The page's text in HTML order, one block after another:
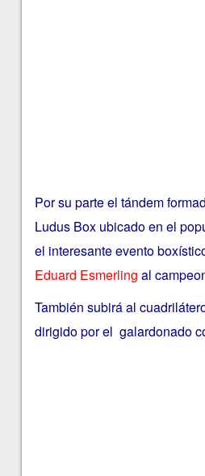
Por su parte el tándem
Ludus Box ubicado en el
el interesante evento
Eduard Esmerling al
También subirá al
dirigido por el galardonado